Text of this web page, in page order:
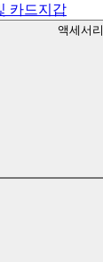
카드지갑
액세서리